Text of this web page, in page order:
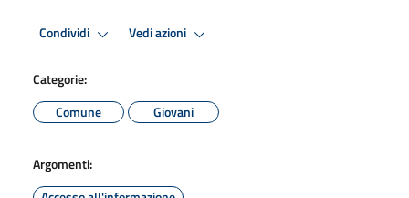
Condividi Vedi azioni
Categorie:
Comune
Giovani
Argomenti: